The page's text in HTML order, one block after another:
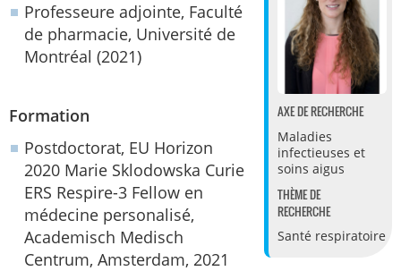
AXE DE RECHERCHE
Maladies
infectieuses et
soins aigus
THÈME DE
RECHERCHE
Santé respiratoire
Professeure adjointe, Faculté
de pharmacie, Université de
Montréal (2021)
Formation
Postdoctorat, EU Horizon
2020 Marie Sklodowska Curie
ERS Respire-3 Fellow en
médecine personalisé,
Academisch Medisch
Centrum, Amsterdam, 2021